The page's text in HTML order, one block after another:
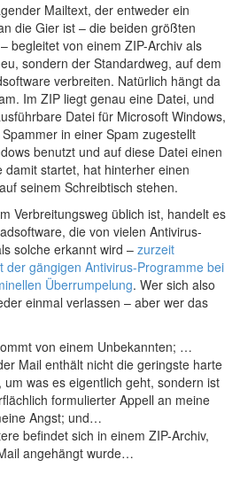
Mailtext, der entweder ein
die Gier ist – die beiden größten
begleitet von einem ZIP-Archiv als
sondern der Standardweg, auf dem
verbreiten. Natürlich hängt da
Im ZIP liegt genau eine Datei, und
Datei für Microsoft Windows,
in einer Spam zugestellt
benutzt und auf diese Datei einen
damit startet, hat hinterher einen
seinem Schreibtisch stehen.
Verbreitungsweg üblich ist, handelt es
die von vielen Antivirus-
solche erkannt wird – zurzeit
der gängigen Antivirus-Programme bei
Überrumpelung. Wer sich also
einmal verlassen – aber wer das
von einem Unbekannten; …
Mail enthält nicht die geringste harte
um was es eigentlich geht, sondern ist
formulierter Appell an meine
Angst; und…
befindet sich in einem ZIP-Archiv,
angehängt wurde…